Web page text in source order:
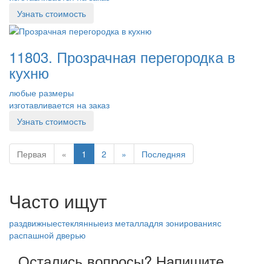
Узнать стоимость
11803. Прозрачная перегородка в
кухню
любые размеры
изготавливается на заказ
Узнать стоимость
Первая « 1 2 » Последняя
Часто ищут
раздвижныестеклянныеиз металладля зонированияс
распашной дверью